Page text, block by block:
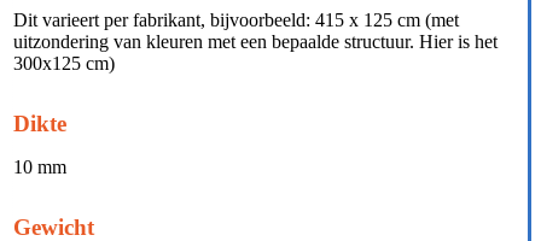
Dit varieert per fabrikant, bijvoorbeeld: 415 x 125 cm (met
uitzondering van kleuren met een bepaalde structuur. Hier is het
300x125 cm)
Dikte
10 mm
Gewicht